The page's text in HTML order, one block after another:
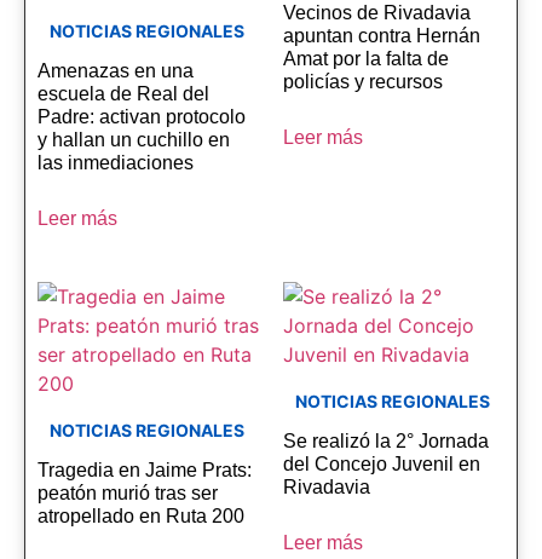
NOTICIAS REGIONALES
Amenazas en una
escuela de Real del
Padre: activan protocolo
y hallan un cuchillo en
las inmediaciones
Leer más
Vecinos de Rivadavia
apuntan contra Hernán
Amat por la falta de
policías y recursos
Leer más
NOTICIAS REGIONALES
Tragedia en Jaime Prats:
peatón murió tras ser
atropellado en Ruta 200
NOTICIAS REGIONALES
Se realizó la 2° Jornada
del Concejo Juvenil en
Rivadavia
Leer más